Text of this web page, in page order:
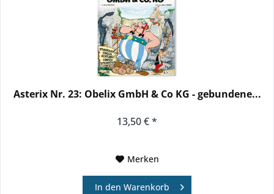
Asterix Nr. 23: Obelix GmbH & Co KG - gebundene...
13,50 € *
Merken
In den Warenkorb